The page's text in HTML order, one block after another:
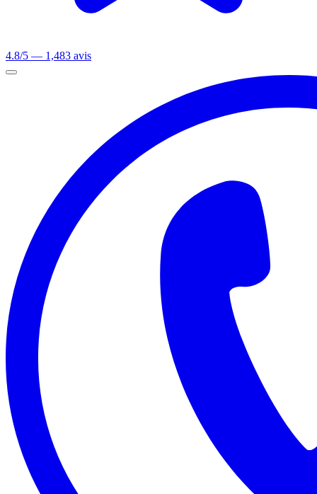
4.8/5 — 1,483 avis
Ouvrir le menu